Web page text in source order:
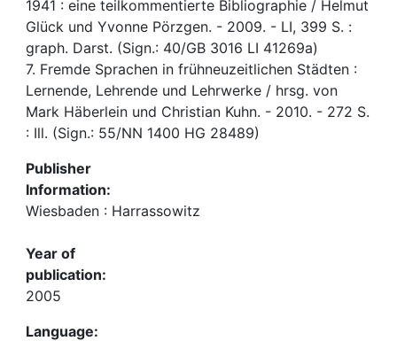
1941 : eine teilkommentierte Bibliographie / Helmut
Glück und Yvonne Pörzgen. - 2009. - LI, 399 S. :
graph. Darst. (Sign.: 40/GB 3016 LI 41269a)
7. Fremde Sprachen in frühneuzeitlichen Städten :
Lernende, Lehrende und Lehrwerke / hrsg. von
Mark Häberlein und Christian Kuhn. - 2010. - 272 S.
: Ill. (Sign.: 55/NN 1400 HG 28489)
Publisher
Information:
Wiesbaden : Harrassowitz
Year of
publication:
2005
Language: